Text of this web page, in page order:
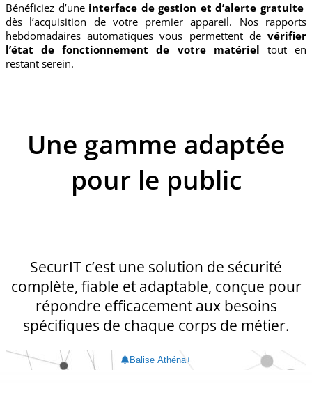
Bénéficiez d’une interface de gestion et d’alerte gratuite
dès l’acquisition de votre premier appareil. Nos rapports
hebdomadaires automatiques vous permettent de vérifier
l’état de fonctionnement de votre matériel tout en
restant serein.
Une gamme adaptée
pour le public
SecurIT c’est une solution de sécurité
complète, fiable et adaptable, conçue pour
répondre efficacement aux besoins
spécifiques de chaque corps de métier.
Balise Athéna+